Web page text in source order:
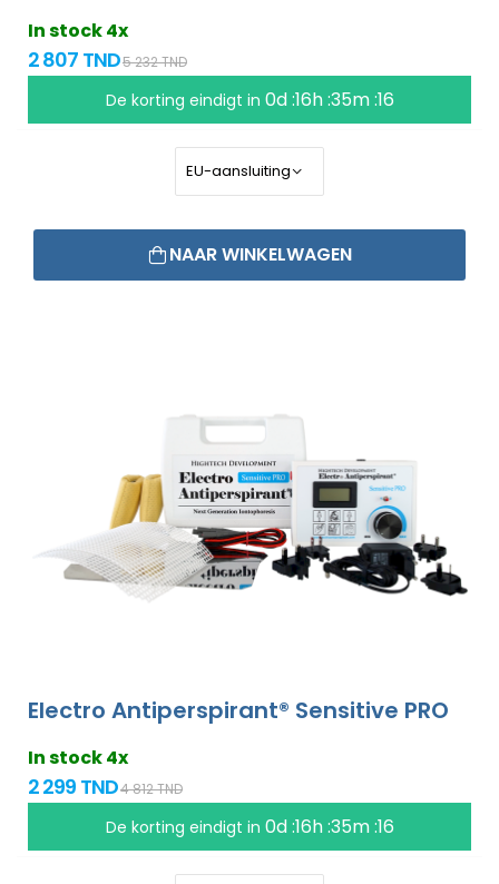
In stock 4x
2 807 TND5 232 TND
De korting eindigt in 0d :16h :35m :15
NAAR WINKELWAGEN
Electro Antiperspirant® Sensitive PRO
In stock 4x
2 299 TND4 812 TND
De korting eindigt in 0d :16h :35m :15